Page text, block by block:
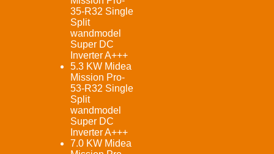
35-R32 Single
Split
wandmodel
Super DC
Inverter A+++
5.3 KW Midea
Mission Pro-
53-R32 Single
Split
wandmodel
Super DC
Inverter A+++
7.0 KW Midea